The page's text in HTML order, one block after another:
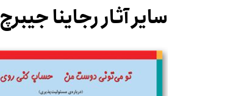
سایر آثار رجاینا جیبرچ